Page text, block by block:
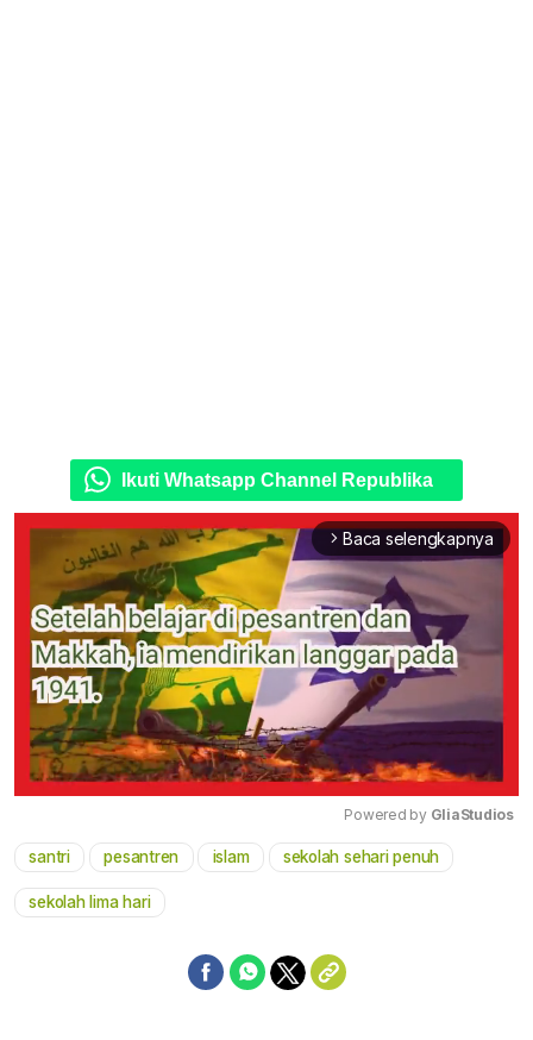
Ikuti Whatsapp Channel Republika
arrow_forward_ios Baca selengkapnya
Mute
Powered by GliaStudios
santri pesantren islam sekolah sehari penuh
sekolah lima hari